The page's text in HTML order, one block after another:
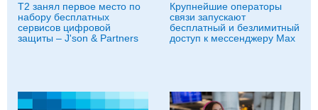
Т2 занял первое место по
набору бесплатных
сервисов цифровой
защиты – J'son & Partners
Крупнейшие операторы
связи запускают
бесплатный и безлимитный
доступ к мессенджеру Мах